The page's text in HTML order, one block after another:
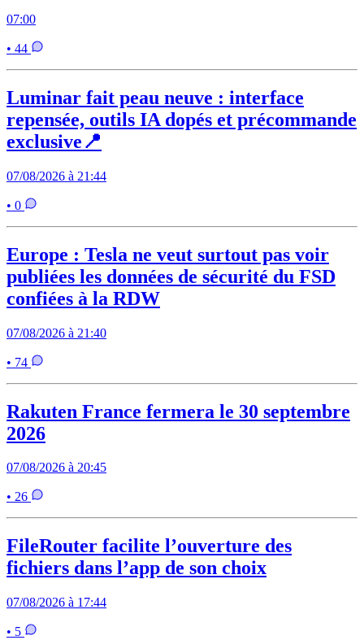
07:00
• 44
Luminar fait peau neuve : interface
repensée, outils IA dopés et précommande
exclusive📍
07/08/2026 à 21:44
• 0
Europe : Tesla ne veut surtout pas voir
publiées les données de sécurité du FSD
confiées à la RDW
07/08/2026 à 21:40
• 74
Rakuten France fermera le 30 septembre
2026
07/08/2026 à 20:45
• 26
FileRouter facilite l’ouverture des
fichiers dans l’app de son choix
07/08/2026 à 17:44
• 5